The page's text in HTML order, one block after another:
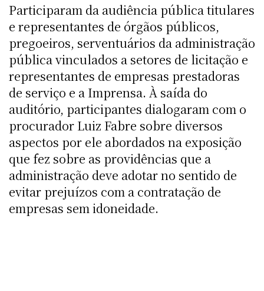
Participaram da audiência pública titulares
e representantes de órgãos públicos,
pregoeiros, serventuários da administração
pública vinculados a setores de licitação e
representantes de empresas prestadoras
de serviço e a Imprensa. À saída do
auditório, participantes dialogaram com o
procurador Luiz Fabre sobre diversos
aspectos por ele abordados na exposição
que fez sobre as providências que a
administração deve adotar no sentido de
evitar prejuízos com a contratação de
empresas sem idoneidade.